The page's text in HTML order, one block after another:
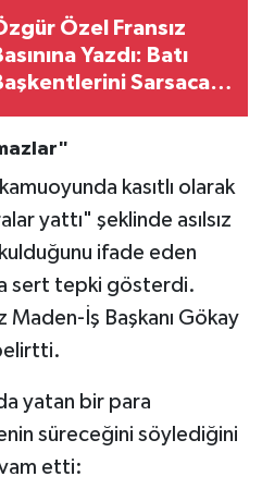
Özel Fransız
Yazdı: Batı
Sarsacak
kasıtlı olarak
yattı" şeklinde asılsız
ifade eden
sert tepki gösterdi.
Maden-İş Başkanı Gökay
yatan bir para
süreceğini söylediğini
etti: